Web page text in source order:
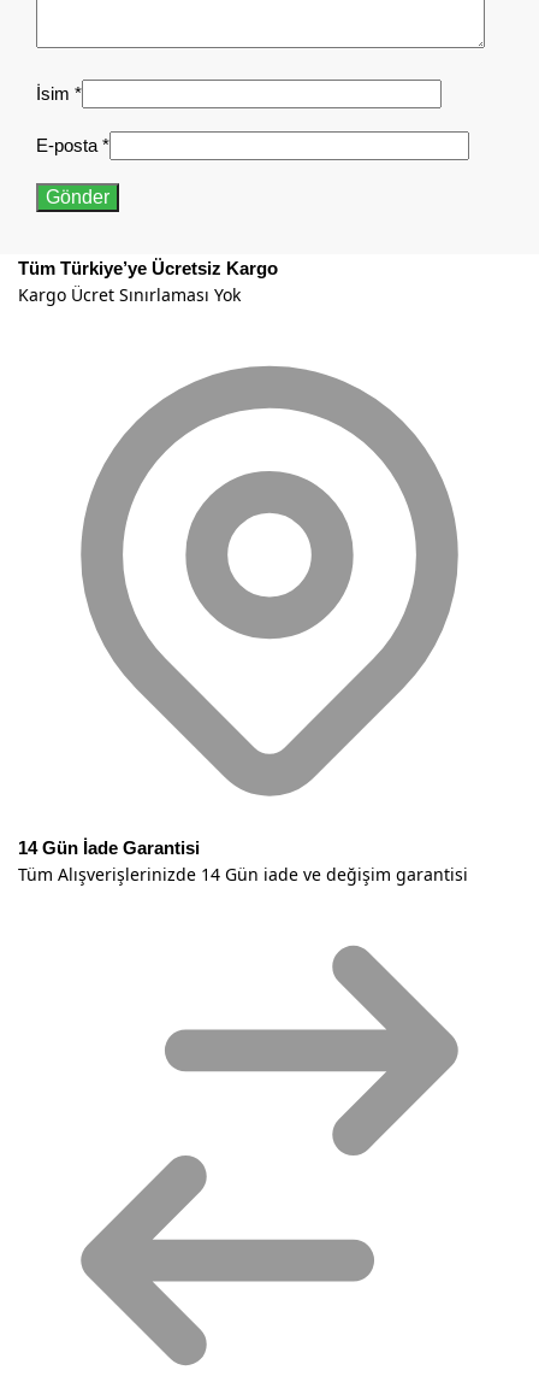
İsim *
E-posta *
Tüm Türkiye’ye Ücretsiz Kargo
Kargo Ücret Sınırlaması Yok
14 Gün İade Garantisi
Tüm Alışverişlerinizde 14 Gün iade ve değişim garantisi